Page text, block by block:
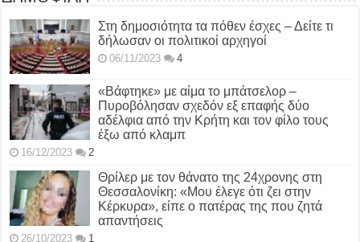
Στη δημοσιότητα τα πόθεν έσχες – Δείτε τι
δήλωσαν οι πολιτικοί αρχηγοί
06/11/2023 4
«Βάφτηκε» με αίμα το μπάτσελορ –
Πυροβόλησαν σχεδόν εξ επαφής δύο
αδέλφια από την Κρήτη και τον φίλο τους
έξω από κλαμπ
16/12/2023 2
Θρίλερ με τον θάνατο της 24χρονης στη
Θεσσαλονίκη: «Μου έλεγε ότι ζει στην
Κέρκυρα», είπε ο πατέρας της που ζητά
απαντήσεις
26/10/2023 1